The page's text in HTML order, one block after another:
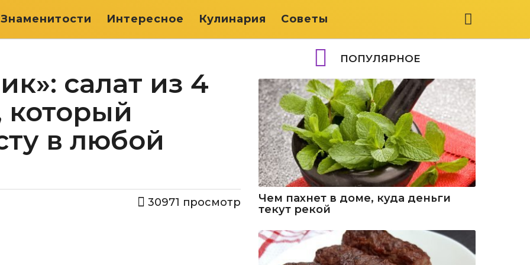
Знаменитости Интересное Кулинария Советы
салат из 4
который
в любой
30971 просмотр
ПОПУЛЯРНОЕ
Чем пахнет в доме, куда деньги
текут рекой